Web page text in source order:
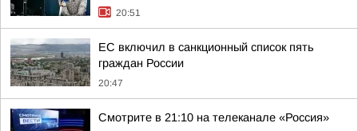
20:51
ЕС включил в санкционный список пять
граждан России
20:47
Смотрите в 21:10 на телеканале «Россия»